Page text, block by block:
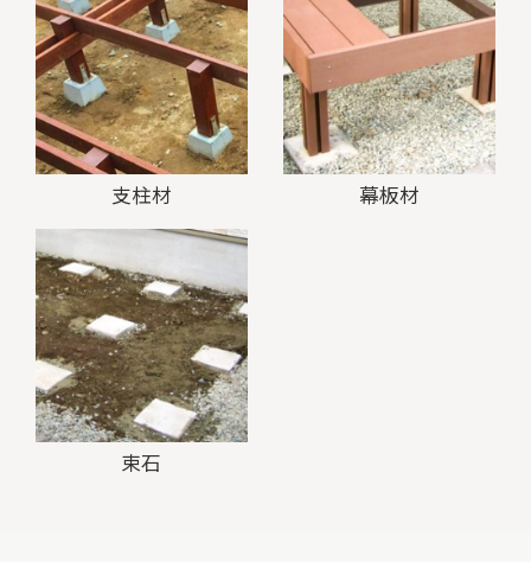
支柱材 幕板材
束石